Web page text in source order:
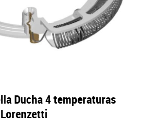
Ducha 4 temperaturas